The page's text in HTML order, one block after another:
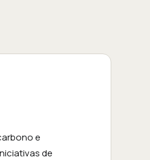
e
de